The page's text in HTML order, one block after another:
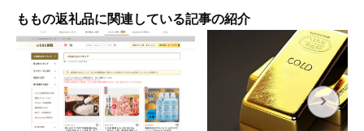
白桃 なつっこ 紅くに
か 川中島白桃 [韮崎市
桃農家の産直 山梨県
韮崎市 20745235]
り物 高糖度
ももの返礼品に関連している記事の紹介